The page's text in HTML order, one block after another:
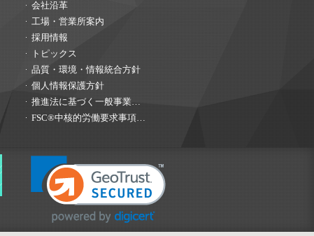
会社沿革
工場・営業所案内
採用情報
トピックス
品質・環境・情報統合方針
個人情報保護方針
推進法に基づく一般事業…
FSC®中核的労働要求事項…